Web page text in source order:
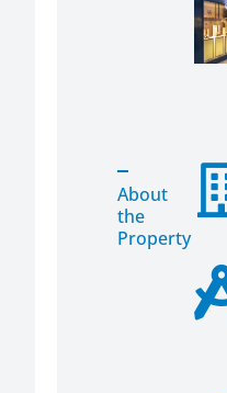
About
the
Property